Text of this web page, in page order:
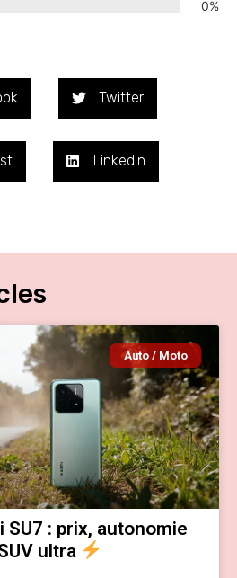
0%
Twitter
LinkedIn
Auto / Moto
SU7 : prix, autonomie
ultra